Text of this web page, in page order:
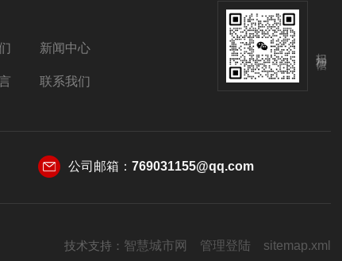
新闻中心
联系我们
公司邮箱： 769031155@qq.com
技术支持： 智慧城市网 管理登陆 sitemap.xml